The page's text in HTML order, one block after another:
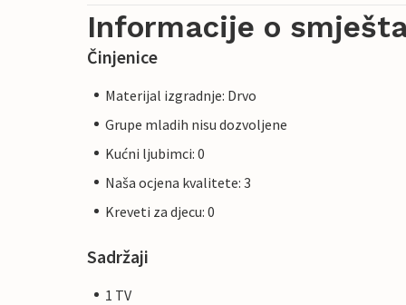
Informacije o
Činjenice
Materijal izgradnje: Drvo
Grupe mladih nisu dozvoljene
Kućni ljubimci: 0
Naša ocjena kvalitete: 3
Kreveti za djecu: 0
Sadržaji
1 TV